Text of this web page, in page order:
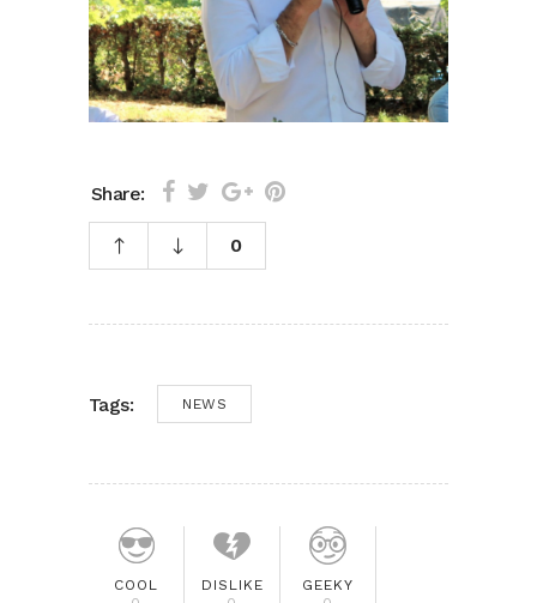
Share:
0
Tags: NEWS
COOL
DISLIKE
GEEKY